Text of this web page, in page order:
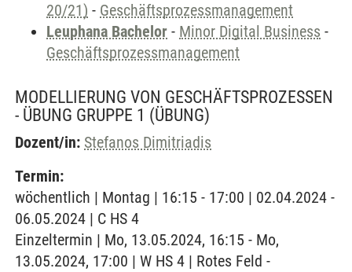
20/21) - Geschäftsprozessmanagement
Leuphana Bachelor - Minor Digital Business -
Geschäftsprozessmanagement
MODELLIERUNG VON GESCHÄFTSPROZESSEN
- ÜBUNG GRUPPE 1 (ÜBUNG)
Dozent/in: Stefanos Dimitriadis
Termin:
wöchentlich | Montag | 16:15 - 17:00 | 02.04.2024 -
06.05.2024 | C HS 4
Einzeltermin | Mo, 13.05.2024, 16:15 - Mo,
13.05.2024, 17:00 | W HS 4 | Rotes Feld -